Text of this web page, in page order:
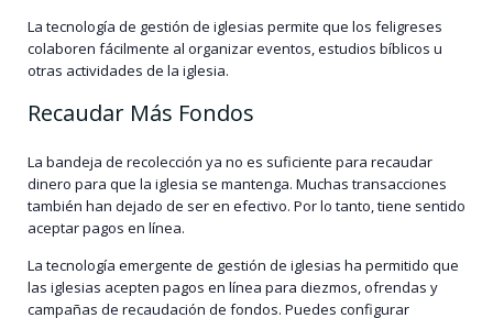
La tecnología de gestión de iglesias permite que los feligreses
colaboren fácilmente al organizar eventos, estudios bíblicos u
otras actividades de la iglesia.
Recaudar Más Fondos
La bandeja de recolección ya no es suficiente para recaudar
dinero para que la iglesia se mantenga. Muchas transacciones
también han dejado de ser en efectivo. Por lo tanto, tiene sentido
aceptar pagos en línea.
La tecnología emergente de gestión de iglesias ha permitido que
las iglesias acepten pagos en línea para diezmos, ofrendas y
campañas de recaudación de fondos. Puedes configurar